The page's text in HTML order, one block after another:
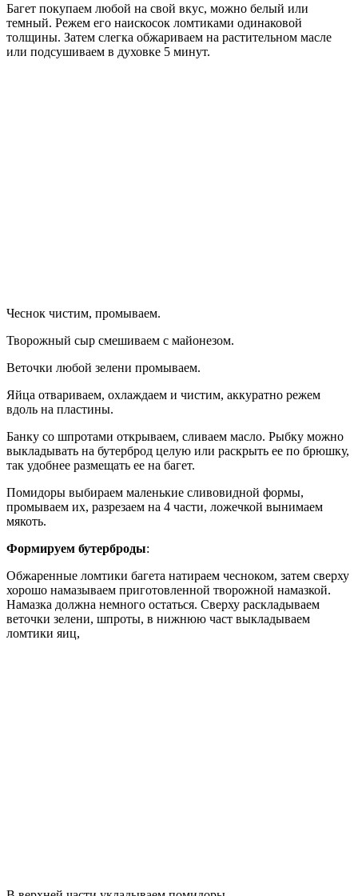
Багет покупаем любой на свой вкус, можно белый или
темный. Режем его наискосок ломтиками одинаковой
толщины. Затем слегка обжариваем на растительном масле
или подсушиваем в духовке 5 минут.
Чеснок чистим, промываем.
Творожный сыр смешиваем с майонезом.
Веточки любой зелени промываем.
Яйца отвариваем, охлаждаем и чистим, аккуратно режем
вдоль на пластины.
Банку со шпротами открываем, сливаем масло. Рыбку можно
выкладывать на бутерброд целую или раскрыть ее по брюшку,
так удобнее размещать ее на багет.
Помидоры выбираем маленькие сливовидной формы,
промываем их, разрезаем на 4 части, ложечкой вынимаем
мякоть.
Формируем бутерброды:
Обжаренные ломтики багета натираем чесноком, затем сверху
хорошо намазываем приготовленной творожной намазкой.
Намазка должна немного остаться. Сверху раскладываем
веточки зелени, шпроты, в нижнюю част выкладываем
ломтики яиц,